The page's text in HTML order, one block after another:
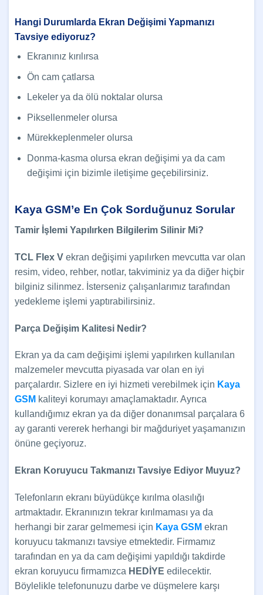
Hangi Durumlarda Ekran Değişimi Yapmanızı
Tavsiye ediyoruz?
Ekranınız kırılırsa
Ön cam çatlarsa
Lekeler ya da ölü noktalar olursa
Piksellenmeler olursa
Mürekkeplenmeler olursa
Donma-kasma olursa ekran değişimi ya da cam
değişimi için bizimle iletişime geçebilirsiniz.
Kaya GSM’e En Çok Sorduğunuz Sorular
Tamir İşlemi Yapılırken Bilgilerim Silinir Mi?
TCL Flex V ekran değişimi yapılırken mevcutta var olan
resim, video, rehber, notlar, takviminiz ya da diğer hiçbir
bilginiz silinmez. İsterseniz çalışanlarımız tarafından
yedekleme işlemi yaptırabilirsiniz.
Parça Değişim Kalitesi Nedir?
Ekran ya da cam değişimi işlemi yapılırken kullanılan
malzemeler mevcutta piyasada var olan en iyi
parçalardır. Sizlere en iyi hizmeti verebilmek için Kaya
GSM kaliteyi korumayı amaçlamaktadır. Ayrıca
kullandığımız ekran ya da diğer donanımsal parçalara 6
ay garanti vererek herhangi bir mağduriyet yaşamanızın
önüne geçiyoruz.
Ekran Koruyucu Takmanızı Tavsiye Ediyor Muyuz?
Telefonların ekranı büyüdükçe kırılma olasılığı
artmaktadır. Ekranınızın tekrar kırılmaması ya da
herhangi bir zarar gelmemesi için Kaya GSM ekran
koruyucu takmanızı tavsiye etmektedir. Firmamız
tarafından en ya da cam değişimi yapıldığı takdirde
ekran koruyucu firmamızca HEDİYE edilecektir.
Böylelikle telefonunuzu darbe ve düşmelere karşı